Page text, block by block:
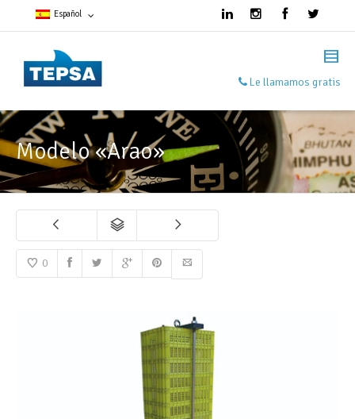
Español
Francés
Español
Inglés
Le llamamos gratis
Modelo «Arao»
0